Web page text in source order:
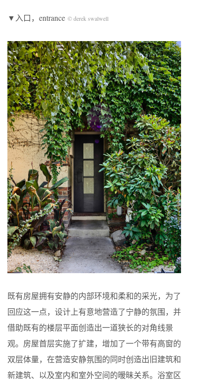
▼入口，entrance © derek swalwell
既有房屋拥有安静的内部环境和柔和的采光，为了
回应这一点，设计上有意地营造了宁静的氛围，并
借助既有的楼层平面创造出一道狭长的对角线景
观。房屋首层实施了扩建，增加了一个带有高窗的
双层体量，在营造安静氛围的同时创造出旧建筑和
新建筑、以及室内和室外空间的暧昧关系。浴室区